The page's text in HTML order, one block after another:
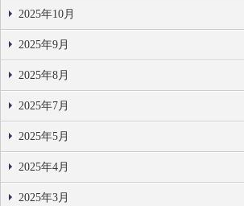
2025年10月
2025年9月
2025年8月
2025年7月
2025年5月
2025年4月
2025年3月